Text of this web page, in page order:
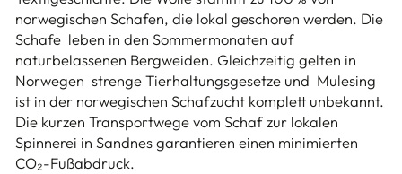
norwegischen Schafen, die lokal geschoren werden. Die
Schafe leben in den Sommermonaten auf
naturbelassenen Bergweiden. Gleichzeitig gelten in
Norwegen strenge Tierhaltungsgesetze und Mulesing
ist in der norwegischen Schafzucht komplett unbekannt.
Die kurzen Transportwege vom Schaf zur lokalen
Spinnerei in Sandnes garantieren einen minimierten
CO₂-Fußabdruck.